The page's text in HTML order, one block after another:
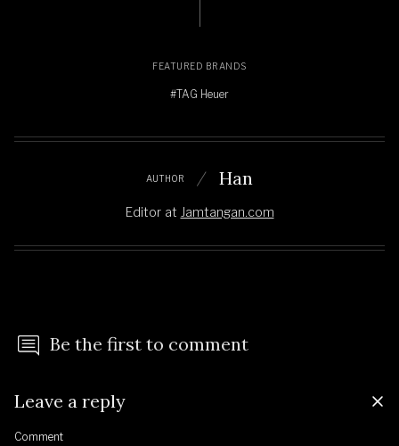
FEATURED BRANDS
#TAG Heuer
AUTHOR Han
Editor at Jamtangan.com
Be the first to comment
Leave a reply
Comment